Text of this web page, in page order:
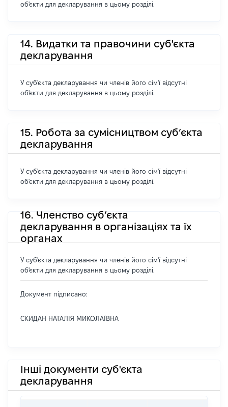
об'єкти для декларування в цьому розділі.
14. Видатки та правочини суб'єкта
декларування
У суб'єкта декларування чи членів його сім'ї відсутні
об'єкти для декларування в цьому розділі.
15. Робота за сумісництвом суб’єкта
декларування
У суб'єкта декларування чи членів його сім'ї відсутні
об'єкти для декларування в цьому розділі.
16. Членство суб’єкта
декларування в організаціях та їх
органах
У суб'єкта декларування чи членів його сім'ї відсутні
об'єкти для декларування в цьому розділі.
Документ підписано:
СКИДАН НАТАЛІЯ МИКОЛАЇВНА
Інші документи суб'єкта
декларування